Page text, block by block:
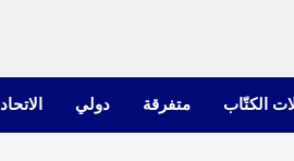
الكتّاب متفرقة دولي الاتحاد